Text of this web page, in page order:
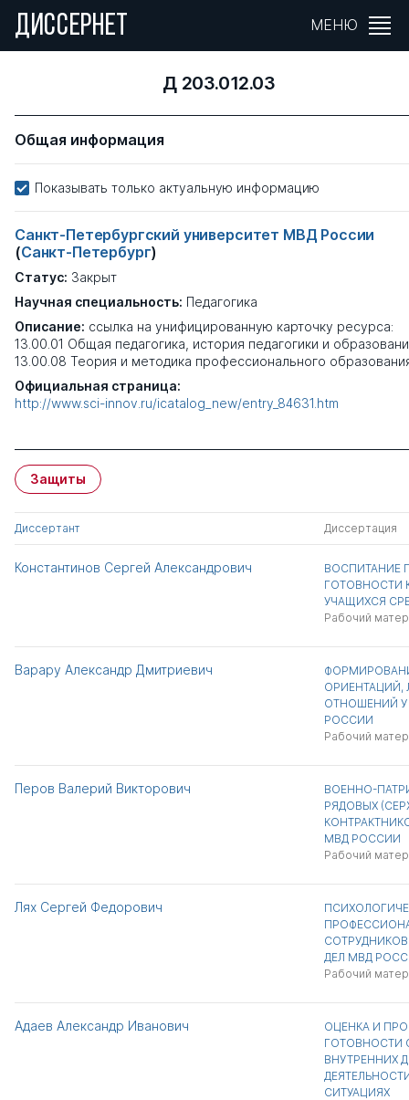
ДИССЕРНЕТ МЕНЮ
Д 203.012.03
Общая информация
Показывать только актуальную информацию
Санкт-Петербургский университет МВД России
(Санкт-Петербург)
Статус: Закрыт
Научная специальность: Педагогика
Описание: ссылка на унифицированную карточку ресурса:
13.00.01 Общая педагогика, история педагогики и
13.00.08 Теория и методика профессионального
Официальная страница:
http://www.sci-innov.ru/icatalog_new/entry_84631.htm
Защиты
Диссертант Диссертация
Константинов Сергей Александрович
ВОСПИТАНИЕ
ГОТОВНОСТИ
УЧАЩИХСЯ
Рабочий
Варару Александр Дмитриевич
ОРИЕНТАЦИЙ,
ОТНОШЕНИЙ У
РОССИИ
Рабочий
Перов Валерий Викторович
ВОЕННО-
РЯДОВЫХ
МВД РОССИИ
Рабочий
Лях Сергей Федорович
ДЕЛ МВД
Рабочий
Адаев Александр Иванович
ОЦЕНКА И
ГОТОВНОСТИ
ВНУТРЕННИХ
СИТУАЦИЯХ